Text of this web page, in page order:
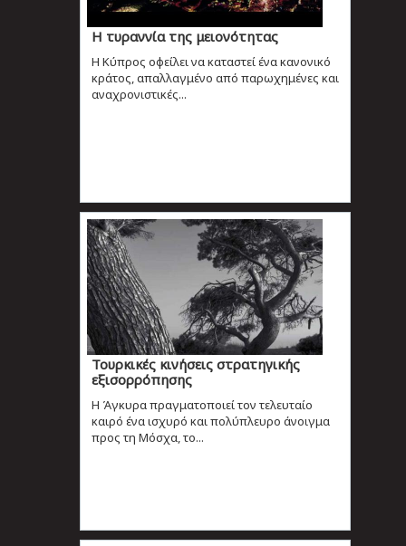
Η τυραννία της μειονότητας
Η Κύπρος οφείλει να καταστεί ένα κανονικό
κράτος, απαλλαγμένο από παρωχημένες και
αναχρονιστικές...
Τουρκικές κινήσεις στρατηγικής
εξισορρόπησης
Η Άγκυρα πραγματοποιεί τον τελευταίο
καιρό ένα ισχυρό και πολύπλευρο άνοιγμα
προς τη Μόσχα, το...